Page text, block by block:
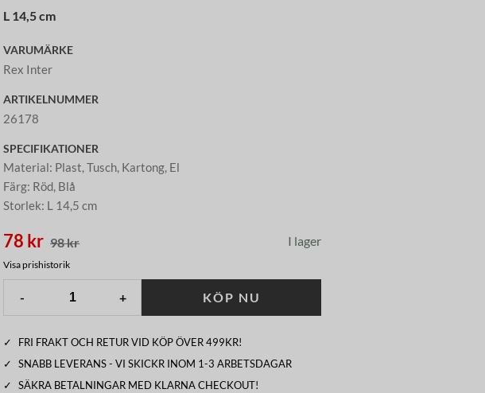
L 14,5 cm
VARUMÄRKE
Rex Inter
ARTIKELNUMMER
26178
SPECIFIKATIONER
Material: Plast, Tusch, Kartong, El
Färg: Röd, Blå
Storlek: L 14,5 cm
78 kr 98 kr I lager
Visa prishistorik
- + KÖP NU
✓
FRI FRAKT OCH RETUR VID KÖP ÖVER 499KR!
✓
SNABB LEVERANS - VI SKICKR INOM 1-3 ARBETSDAGAR
✓
SÄKRA BETALNINGAR MED KLARNA CHECKOUT!